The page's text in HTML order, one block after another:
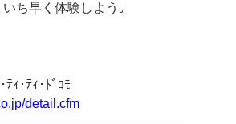
ち早く体験しよう｡
ﾃｨ･ﾃｨ･ﾄﾞｺﾓ
detail.cfm